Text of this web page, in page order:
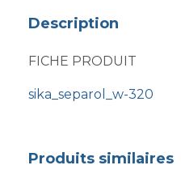
Description
FICHE PRODUIT
sika_separol_w-320
Produits similaires